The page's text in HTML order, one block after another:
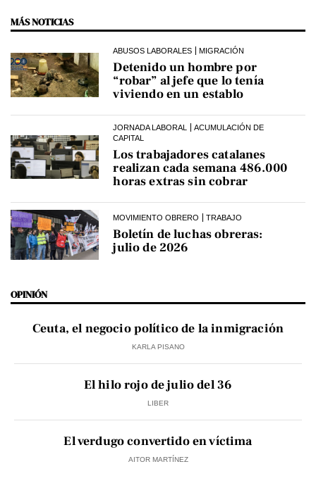
MÁS NOTICIAS
ABUSOS LABORALES MIGRACIÓN
Detenido un hombre por
“robar” al jefe que lo tenía
viviendo en un establo
JORNADA LABORAL
ACUMULACIÓN DE
CAPITAL
Los trabajadores catalanes
realizan cada semana 486.000
horas extras sin cobrar
MOVIMIENTO OBRERO TRABAJO
Boletín de luchas obreras:
julio de 2026
OPINIÓN
Ceuta, el negocio político de la inmigración
KARLA PISANO
El hilo rojo de julio del 36
LIBER
El verdugo convertido en víctima
AITOR MARTÍNEZ